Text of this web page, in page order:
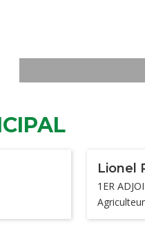
Lionel
1ER
Agriculteur